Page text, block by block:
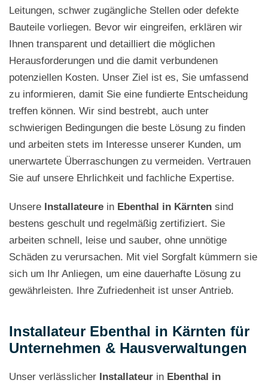
Leitungen, schwer zugängliche Stellen oder defekte
Bauteile vorliegen. Bevor wir eingreifen, erklären wir
Ihnen transparent und detailliert die möglichen
Herausforderungen und die damit verbundenen
potenziellen Kosten. Unser Ziel ist es, Sie umfassend
zu informieren, damit Sie eine fundierte Entscheidung
treffen können. Wir sind bestrebt, auch unter
schwierigen Bedingungen die beste Lösung zu finden
und arbeiten stets im Interesse unserer Kunden, um
unerwartete Überraschungen zu vermeiden. Vertrauen
Sie auf unsere Ehrlichkeit und fachliche Expertise.
Unsere Installateure in Ebenthal in Kärnten sind
bestens geschult und regelmäßig zertifiziert. Sie
arbeiten schnell, leise und sauber, ohne unnötige
Schäden zu verursachen. Mit viel Sorgfalt kümmern sie
sich um Ihr Anliegen, um eine dauerhafte Lösung zu
gewährleisten. Ihre Zufriedenheit ist unser Antrieb.
Installateur Ebenthal in Kärnten für
Unternehmen & Hausverwaltungen
Unser verlässlicher Installateur in Ebenthal in